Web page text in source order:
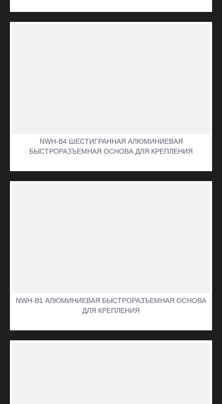
NWH-B4 ШЕСТИГРАННАЯ АЛЮМИНИЕВАЯ
БЫСТРОРАЗЪЕМНАЯ ОСНОВА ДЛЯ КРЕПЛЕНИЯ
NWH-B1 АЛЮМИНИЕВАЯ БЫСТРОРАЗЪЕМНАЯ ОСНОВА
ДЛЯ КРЕПЛЕНИЯ